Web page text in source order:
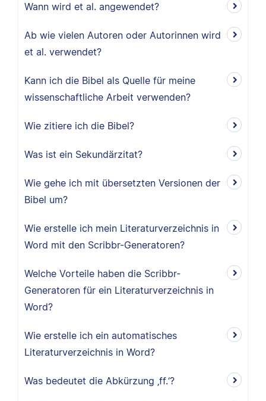
Wann wird et al. angewendet?
Ab wie vielen Autoren oder Autorinnen wird
et al. verwendet?
Kann ich die Bibel als Quelle für meine
wissenschaftliche Arbeit verwenden?
Wie zitiere ich die Bibel?
Was ist ein Sekundärzitat?
Wie gehe ich mit übersetzten Versionen der
Bibel um?
Wie erstelle ich mein Literaturverzeichnis in
Word mit den Scribbr-Generatoren?
Welche Vorteile haben die Scribbr-
Generatoren für ein Literaturverzeichnis in
Word?
Wie erstelle ich ein automatisches
Literaturverzeichnis in Word?
Was bedeutet die Abkürzung ‚ff.‘?